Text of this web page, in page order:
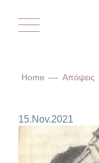
Home Απόψεις
15.Nov.2021